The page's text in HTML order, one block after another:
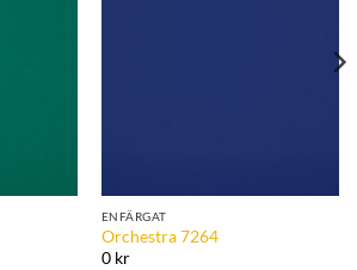
ENFÄRGAT
Orchestra 7264
0 kr